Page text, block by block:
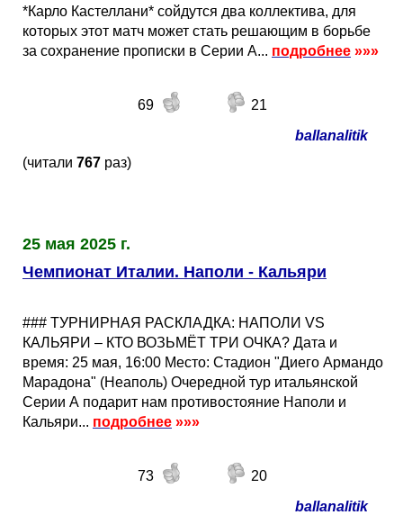
*Карло Кастеллани* сойдутся два коллектива, для
которых этот матч может стать решающим в борьбе
за сохранение прописки в Серии А... подробнее »»»
69
21
ballanalitik
(читали 767 раз)
25 мая 2025 г.
Чемпионат Италии. Наполи - Кальяри
### ТУРНИРНАЯ РАСКЛАДКА: НАПОЛИ VS
КАЛЬЯРИ – КТО ВОЗЬМЁТ ТРИ ОЧКА? Дата и
время: 25 мая, 16:00 Место: Стадион "Диего Армандо
Марадона" (Неаполь) Очередной тур итальянской
Серии А подарит нам противостояние Наполи и
Кальяри... подробнее »»»
73
20
ballanalitik